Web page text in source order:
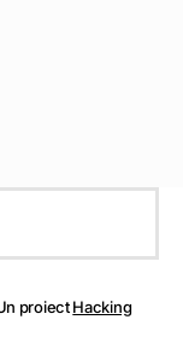
proiectHacking